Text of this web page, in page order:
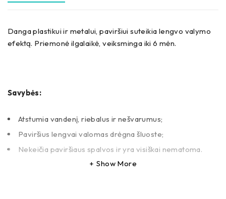
Danga plastikui ir metalui, paviršiui suteikia lengvo valymo
efektą. Priemonė ilgalaikė, veiksminga iki 6 mėn.
Savybės:
Atstumia vandenį, riebalus ir nešvarumus;
Paviršius lengvai valomas drėgna šluoste;
Nekeičia paviršiaus spalvos ir yra visiškai nematoma.
Show More